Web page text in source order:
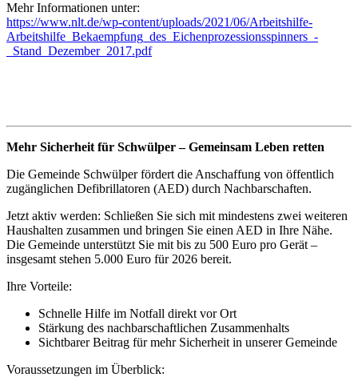
Mehr Informationen unter:
https://www.nlt.de/wp-content/uploads/2021/06/Arbeitshilfe-
Arbeitshilfe_Bekaempfung_des_Eichenprozessionsspinners_-
_Stand_Dezember_2017.pdf
Mehr Sicherheit für Schwülper – Gemeinsam Leben retten
Die Gemeinde Schwülper fördert die Anschaffung von öffentlich
zugänglichen Defibrillatoren (AED) durch Nachbarschaften.
Jetzt aktiv werden: Schließen Sie sich mit mindestens zwei weiteren
Haushalten zusammen und bringen Sie einen AED in Ihre Nähe.
Die Gemeinde unterstützt Sie mit bis zu 500 Euro pro Gerät –
insgesamt stehen 5.000 Euro für 2026 bereit.
Ihre Vorteile:
Schnelle Hilfe im Notfall direkt vor Ort
Stärkung des nachbarschaftlichen Zusammenhalts
Sichtbarer Beitrag für mehr Sicherheit in unserer Gemeinde
Voraussetzungen im Überblick: